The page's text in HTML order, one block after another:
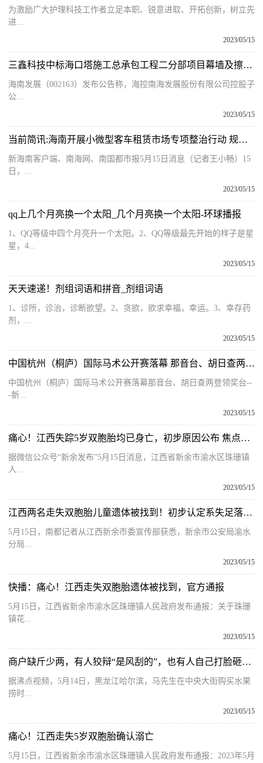
为激励广大护理科技工作者立足本职、锐意进取、开拓创新，树立先
进...
2023/05/15
三鑫科技中标海口塔施工总承包工程二分部项目幕墙及擦窗机工程
海南发展（002163）发布公告称，海控南海发展股份有限公司控股子
公...
2023/05/15
当前简讯:海南开展小微型客车租赁市场专项整治行动 规范租车行业经营行为
新海南客户端、南海网、南国都市报5月15日消息（记者王小畅）15
日，...
2023/05/15
qq上几个月亮换一个太阳_几个月亮换一个太阳-环球播报
1、QQ等级中四个月亮升一个太阳。2、QQ等级最先开始的样子是星
星，4...
2023/05/15
天天速递！剂组词语和拼音_剂组词语
1、诊所，诊治，诊断欲望。2、贪欲，欲求幸福，幸运。3、幸存药
剂，...
2023/05/15
中国杭州（桐庐）国际马术公开赛落幕 那音台、胡日查两登领奖台 全球百事通
中国杭州（桐庐）国际马术公开赛落幕那音台、胡日查两登领奖台--
-新...
2023/05/15
痛心！江西失踪5岁双胞胎均已身亡，初步原因公布 焦点报道
据微信公众号“新余发布”5月15日消息，江西省新余市渝水区珠珊镇
人...
2023/05/15
江西两名走失双胞胎儿童遗体被找到！初步认定系失足落水身亡-世界快播
5月15日，南都记者从江西新余市委宣传部获悉，新余市公安局渝水
分局...
2023/05/15
快播：痛心！江西走失双胞胎遗体被找到，官方通报
5月15日，江西省新余市渝水区珠珊镇人民政府发布通报：关于珠珊
镇花...
2023/05/15
商户缺斤少两，有人狡辩“是风刮的”，也有人自己打脸砸掉旧秤表决心
据沸点视频，5月14日，黑龙江哈尔滨，马先生在中央大街购买水果
捞时...
2023/05/15
痛心！江西走失5岁双胞胎确认溺亡
5月15日，江西省新余市渝水区珠珊镇人民政府发布通报：2023年5月